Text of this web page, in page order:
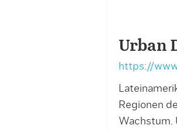
Portfolio
Urban
https://
Regionen
Wachstum.